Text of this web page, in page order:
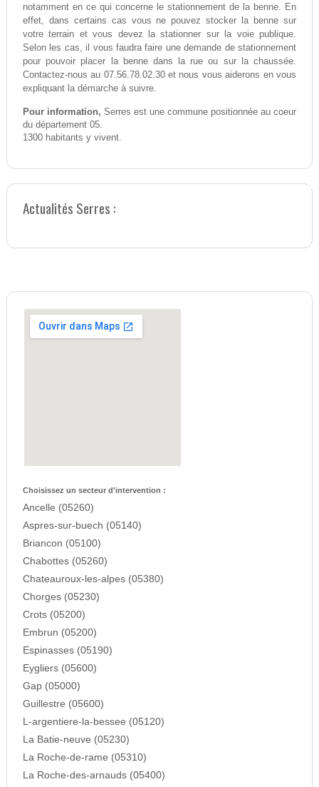
notamment en ce qui concerne le stationnement de la benne. En
effet, dans certains cas vous ne pouvez stocker la benne sur
votre terrain et vous devez la stationner sur la voie publique.
Selon les cas, il vous faudra faire une demande de stationnement
pour pouvoir placer la benne dans la rue ou sur la chaussée.
Contactez-nous au 07.56.78.02.30 et nous vous aiderons en vous
expliquant la démarche à suivre.
Pour information, Serres est une commune positionnée au coeur
du département 05.
1300 habitants y vivent.
Actualités Serres :
Choisissez un secteur d'intervention :
Ancelle (05260)
Aspres-sur-buech (05140)
Briancon (05100)
Chabottes (05260)
Chateauroux-les-alpes (05380)
Chorges (05230)
Crots (05200)
Embrun (05200)
Espinasses (05190)
Eygliers (05600)
Gap (05000)
Guillestre (05600)
L-argentiere-la-bessee (05120)
La Batie-neuve (05230)
La Roche-de-rame (05310)
La Roche-des-arnauds (05400)